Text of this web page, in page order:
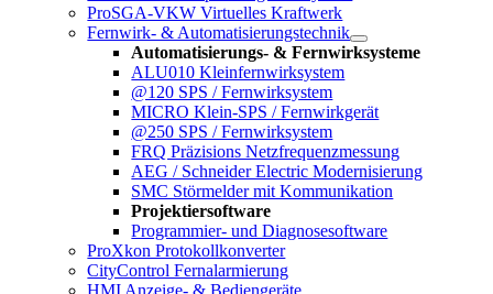
ProSGA-VKW Virtuelles Kraftwerk
Fernwirk- & Automatisierungstechnik
Automatisierungs- & Fernwirksysteme
ALU010 Kleinfernwirksystem
@120 SPS / Fernwirksystem
MICRO Klein-SPS / Fernwirkgerät
@250 SPS / Fernwirksystem
FRQ Präzisions Netzfrequenzmessung
AEG / Schneider Electric Modernisierung
SMC Störmelder mit Kommunikation
Projektiersoftware
Programmier- und Diagnosesoftware
ProXkon Protokollkonverter
CityControl Fernalarmierung
HMI Anzeige- & Bediengeräte